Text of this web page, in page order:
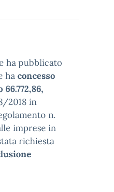
ha pubblicato
ha concesso
66.772,86,
2018 in
n.
imprese in
richiesta